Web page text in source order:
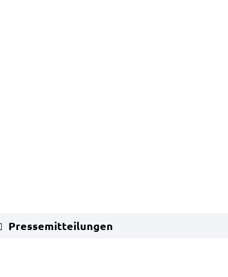
Pressemitteilungen